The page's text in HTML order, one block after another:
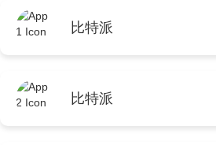
比特派
比特派
首页 比特派中国咨询网